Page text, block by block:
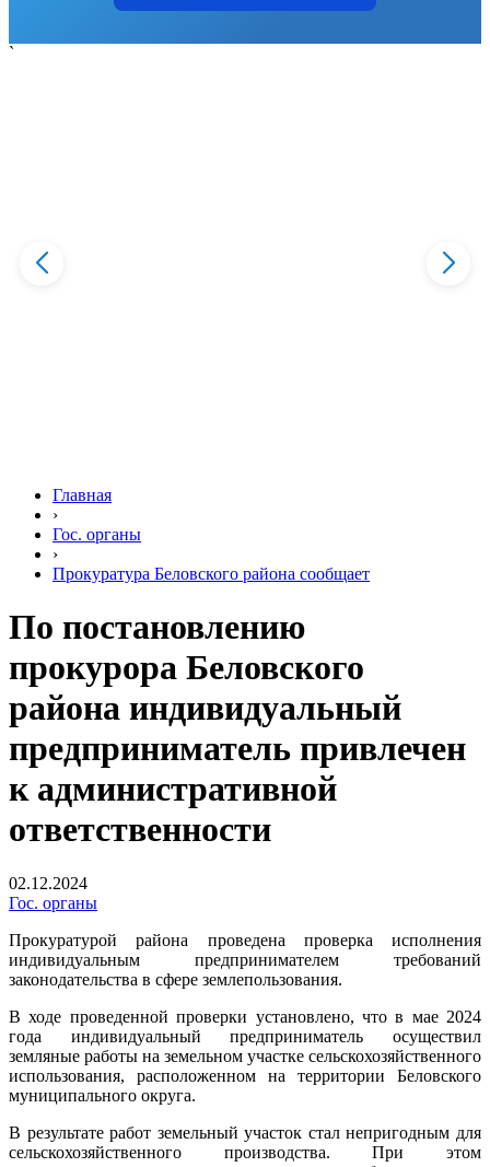
`
Главная
›
Гос. органы
›
Прокуратура Беловского района сообщает
По постановлению
прокурора Беловского
района индивидуальный
предприниматель привлечен
к административной
ответственности
02.12.2024
Гос. органы
Прокуратурой района проведена проверка исполнения
индивидуальным предпринимателем требований
законодательства в сфере землепользования.
В ходе проведенной проверки установлено, что в мае 2024
года индивидуальный предприниматель осуществил
земляные работы на земельном участке сельскохозяйственного
использования, расположенном на территории Беловского
муниципального округа.
В результате работ земельный участок стал непригодным для
сельскохозяйственного производства. При этом